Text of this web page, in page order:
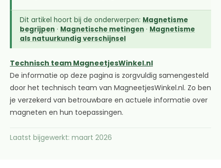
Dit artikel hoort bij de onderwerpen: Magnetisme
begrijpen · Magnetische metingen · Magnetisme
als natuurkundig verschijnsel
Technisch team MagneetjesWinkel.nl
De informatie op deze pagina is zorgvuldig samengesteld
door het technisch team van MagneetjesWinkel.nl. Zo ben
je verzekerd van betrouwbare en actuele informatie over
magneten en hun toepassingen.
Laatst bijgewerkt: maart 2026